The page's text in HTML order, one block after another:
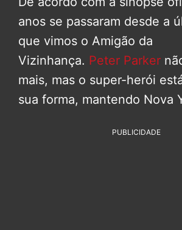
anos se passaram desde a
que vimos o Amigão da
Vizinhança. Peter Parker
mais, mas o super-herói
sua forma, mantendo Nova
PUBLICIDADE